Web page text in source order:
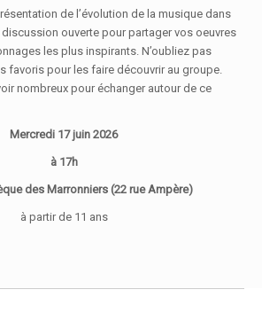
de l’évolution de la musique dans
discussion ouverte pour partager vos oeuvres
les plus inspirants. N’oubliez pas
favoris pour les faire découvrir au groupe.
nombreux pour échanger autour de ce
Mercredi 17 juin 2026
à 17h
des Marronniers (22 rue Ampère)
à partir de 11 ans